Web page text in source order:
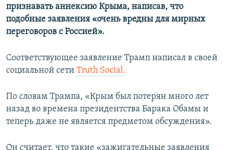
признавать аннексию Крыма, написав, что
подобные заявления «очень вредны для мирных
переговоров с Россией».
Соответствующее заявление Трамп написал в своей
социальной сети Truth Social.
По словам Трампа, «Крым был потерян много лет
назад во времена президентства Барака Обамы и
теперь даже не является предметом обсуждения».
Он считает, что такие «зажигательные заявления